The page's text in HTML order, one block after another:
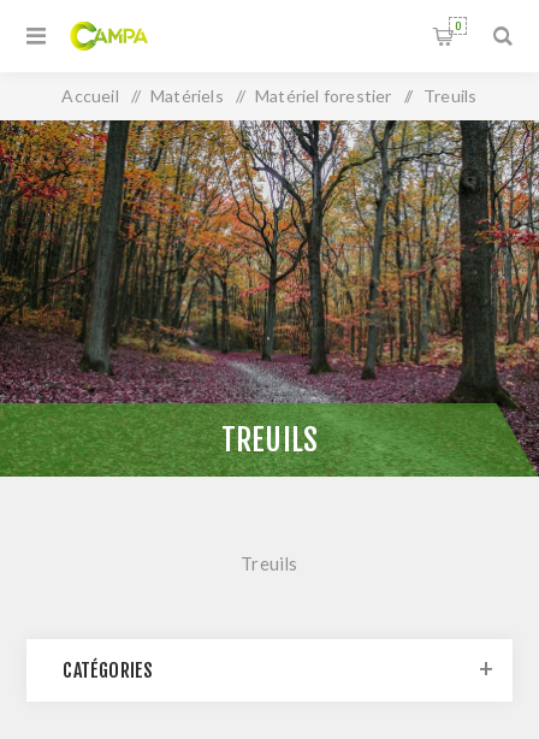
0
Accueil / Matériels / Matériel forestier / Treuils
TREUILS
Treuils
CATÉGORIES